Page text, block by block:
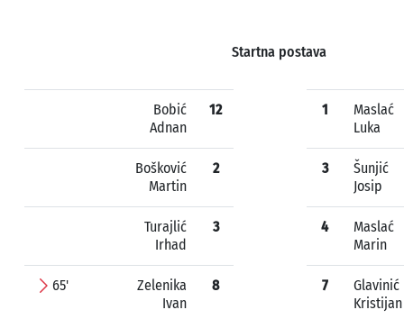
Startna postava
Bobić
Adnan
12
Bošković
Martin
2
Turajlić
Irhad
3
65'
Zelenika
Ivan
8
1
Maslać
Luka
3
Šunjić
Josip
4
Maslać
Marin
7
Glavinić
Kristijan